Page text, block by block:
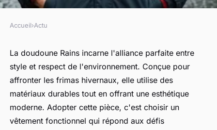
Doudoune rains : style durable
pour un hiver écoresponsable.
Léonie•15 janvier 2025•4 min de lecture
Accueil›Actu
La doudoune Rains incarne l'alliance parfaite entre
style et respect de l'environnement. Conçue pour
affronter les frimas hivernaux, elle utilise des
matériaux durables tout en offrant une esthétique
moderne. Adopter cette pièce, c'est choisir un
vêtement fonctionnel qui répond aux défis